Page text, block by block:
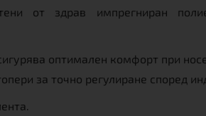
от здрав импрегниран
оптимален комфорт при
за точно регулиране според